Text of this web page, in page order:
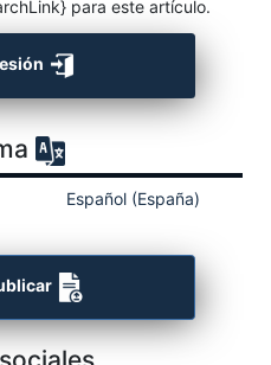
para este artículo.
Español (España)